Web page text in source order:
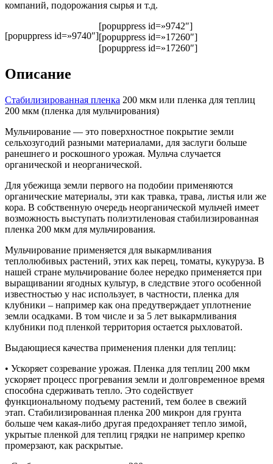
компаний, подорожания сырья и т.д.
[popuppress id=»9740″]
[popuppress id=»9742″]
[popuppress id=»17260″]
[popuppress id=»17260″]
Описание
Стабилизированная пленка 200 мкм или пленка для теплиц
200 мкм (пленка для мульчирования)
Мульчирование — это поверхностное покрытие земли
сельхозугодий разными материалами, для заслуги больше
ранешнего и роскошного урожая. Мульча случается
органической и неорганической.
Для убежища земли первого на подобии применяются
органические материалы, эти как травка, трава, листья или же
кора. В собственную очередь неорганической мульчей имеет
возможность выступать полиэтиленовая стабилизированная
пленка 200 мкм для мульчирования.
Мульчирование применяется для выкармливания
теплолюбивых растений, этих как перец, томаты, кукуруза. В
нашей стране мульчирование более нередко применяется при
выращивании ягодных культур, в следствие этого особенной
известностью у нас использует, в частности, пленка для
клубники – например как она предутверждает уплотнение
земли осадками. В том числе и за 5 лет выкармливания
клубники под пленкой территория остается рыхловатой.
Выдающиеся качества применения пленки для теплиц:
• Ускоряет созревание урожая. Пленка для теплиц 200 мкм
ускоряет процесс прогревания земли и долговременное время
способна сдерживать тепло. Это содействует
функциональному подъему растений, тем более в свежий
этап. Стабилизированная пленка 200 микрон для грунта
больше чем какая-либо другая предохраняет тепло зимой,
укрытые пленкой для теплиц грядки не например крепко
промерзают, как раскрытые.